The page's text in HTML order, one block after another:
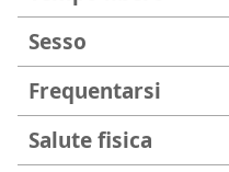
Sesso
Frequentarsi
Salute fisica